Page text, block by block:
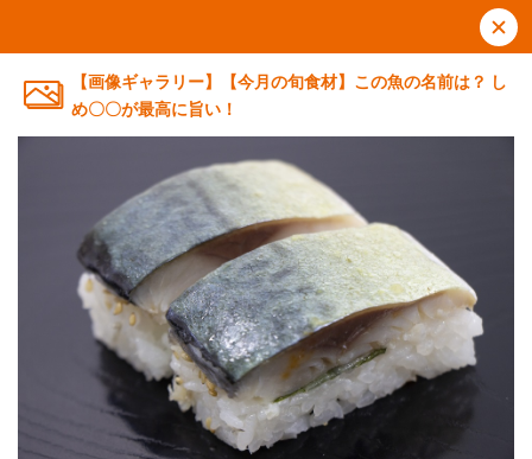
【画像ギャラリー】【今月の旬食材】この魚の名前は？ し
め〇〇が最高に旨い！